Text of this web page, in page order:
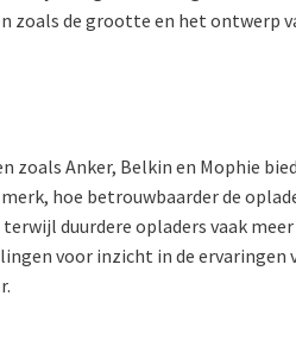
de grootte en het ontwerp
Anker, Belkin en Mophie
hoe betrouwbaarder de
duurdere opladers vaak
voor inzicht in de ervaringen